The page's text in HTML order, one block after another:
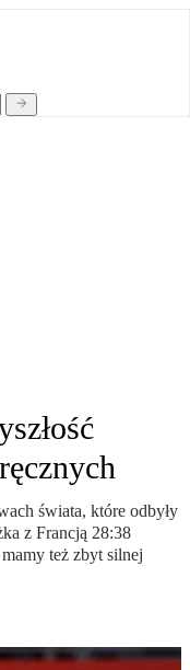
świata, które odbyły
z Francją 28:38
też zbyt silnej